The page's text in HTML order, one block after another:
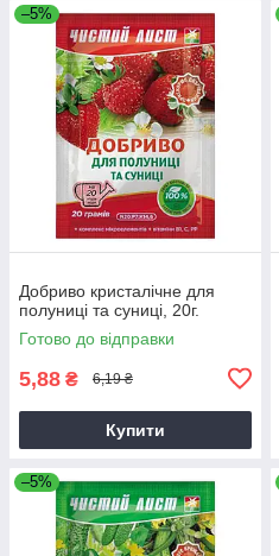
–5%
Добриво кристалічне для
полуниці та суниці, 20г.
Готово до відправки
5,88 ₴ 6,19 ₴
Купити
–5%